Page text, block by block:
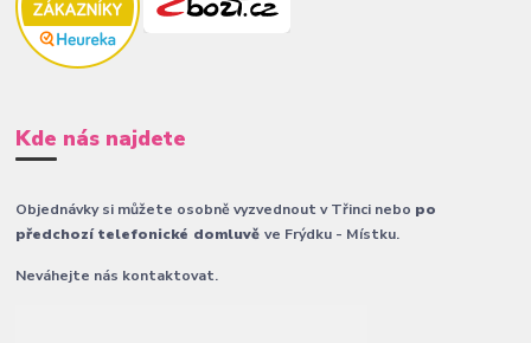
Kde nás najdete
Objednávky si můžete osobně vyzvednout v Třinci nebo po
předchozí telefonické domluvěve Frýdku - Místku.
Neváhejte nás kontaktovat.